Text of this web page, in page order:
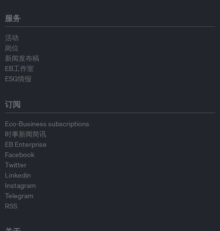
服务
活动
岗位
新闻发布稿
EB工作室
ESG情报
订阅
Eco-Business subscriptions
时事新闻简讯
EB Enterprise
Facebook
Twitter
Linkedin
Instagram
Telegram
RSS